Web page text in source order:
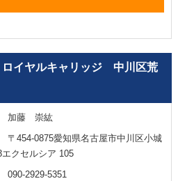
イヤルキャリッジ 中川区荒
藤 崇紘
454-0875愛知県名古屋市中川区小城
エクセルシア 105
2929-5351